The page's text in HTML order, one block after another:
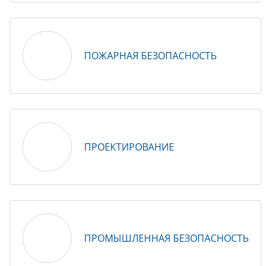
ПОЖАРНАЯ БЕЗОПАСНОСТЬ
ПРОЕКТИРОВАНИЕ
ПРОМЫШЛЕННАЯ БЕЗОПАСНОСТЬ